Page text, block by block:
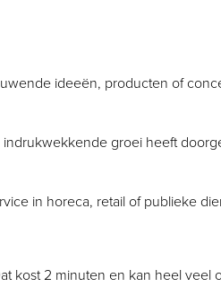
ideeën, producten of
groei heeft
in horeca, retail of publieke
kost 2 minuten en kan heel veel